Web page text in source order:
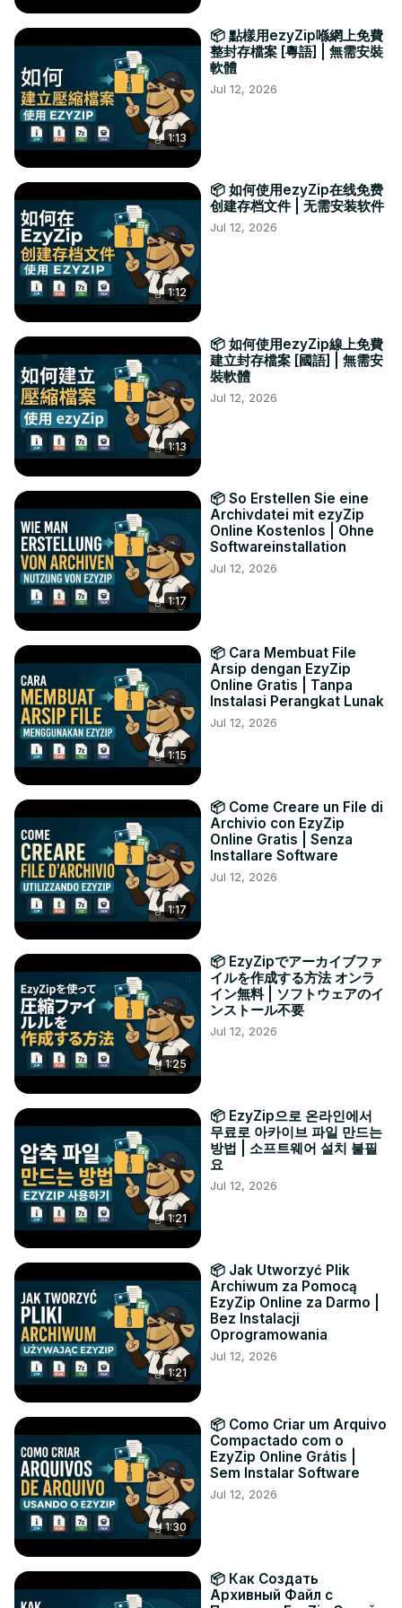
1:13
📦 點樣用ezyZip喺網上免費
整封存檔案 [粵語] | 無需安裝
軟體
Jul 12, 2026
1:12
📦 如何使用ezyZip在线免费
创建存档文件 | 无需安装软件
Jul 12, 2026
1:13
📦 如何使用ezyZip線上免費
建立封存檔案 [國語] | 無需安
裝軟體
Jul 12, 2026
1:17
📦 So Erstellen Sie eine
Archivdatei mit ezyZip
Online Kostenlos | Ohne
Softwareinstallation
Jul 12, 2026
1:15
📦 Cara Membuat File
Arsip dengan EzyZip
Online Gratis | Tanpa
Instalasi Perangkat Lunak
Jul 12, 2026
1:17
📦 Come Creare un File di
Archivio con EzyZip
Online Gratis | Senza
Installare Software
Jul 12, 2026
1:25
📦 EzyZipでアーカイブファ
イルを作成する方法 オンラ
イン無料 | ソフトウェアのイ
ンストール不要
Jul 12, 2026
1:21
📦 EzyZip으로 온라인에서
무료로 아카이브 파일 만드는
방법 | 소프트웨어 설치 불필
요
Jul 12, 2026
1:21
📦 Jak Utworzyć Plik
Archiwum za Pomocą
EzyZip Online za Darmo |
Bez Instalacji
Oprogramowania
Jul 12, 2026
1:30
📦 Como Criar um Arquivo
Compactado com o
EzyZip Online Grátis |
Sem Instalar Software
Jul 12, 2026
📦 Как Создать
Архивный Файл с